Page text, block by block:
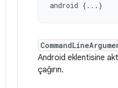
android {...}
Android eklentisine
çağırın.